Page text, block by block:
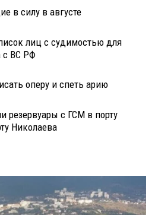
в силу в августе
лиц с судимостью для
с ВС РФ
оперу и спеть арию
резервуары с ГСМ в порту
Николаева